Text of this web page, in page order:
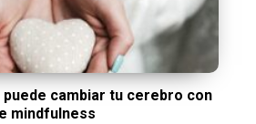
cambiar tu cerebro con
mindfulness